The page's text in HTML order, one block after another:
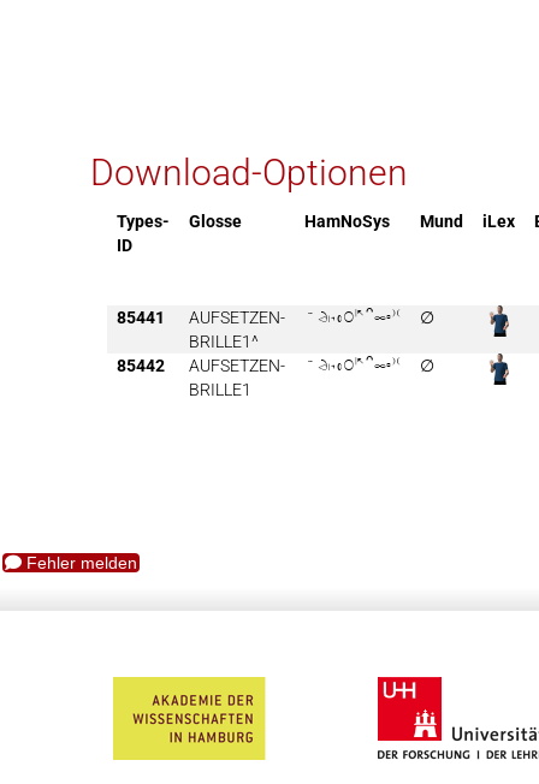
Download-Optionen
Types-
ID
Glosse HamNoSys Mund iLex
85441
AUFSETZEN-
BRILLE1^
 ∅
85442
AUFSETZEN-
BRILLE1
 ∅
Fehler melden